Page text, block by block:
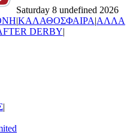
Saturday 8 undefined 2026
|ΚΑΛΑΘΟΣΦΑΙΡΑ|ΑΛΛΑ
DERBY|
|